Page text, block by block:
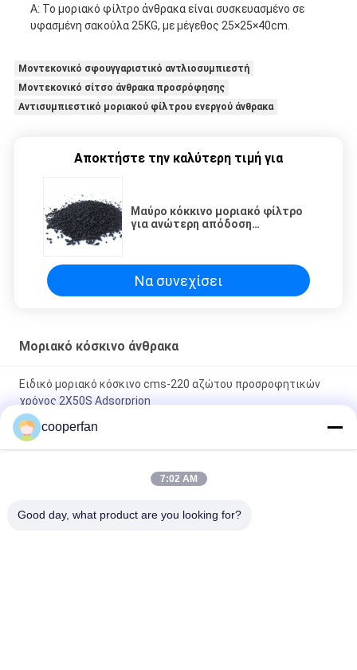
Α: Το μοριακό φίλτρο άνθρακα είναι συσκευασμένο σε
υφασμένη σακούλα 25KG, με μέγεθος 25×25×40cm.
Μοντεκονικό σφουγγαριστικό αντλιοσυμπιεστή
Μοντεκονικό σίτσο άνθρακα προσρόφησης
Αντισυμπιεστικό μοριακού φίλτρου ενεργού άνθρακα
Αποκτήστε την καλύτερη τιμή για
Μαύρο κόκκινο μοριακό φίλτρο
για ανώτερη απόδοση
Να συνεχίσει
Μοριακό κόσκινο άνθρακα
Ειδικό μοριακό κόσκινο cms-220 αζώτου προσροφητικών
χρόνος 2X50S Adsorprion
Μακρύ μοριακό κόσκινο cms-240 άνθρακα ζωής υπηρεσιών
με την ισχυρή ικανότητα προσρόφησης
Μακρύ μοριακό κόσκινο cms-260 άνθρακα προσροφητικών
cooperfan
7:02 AM
Good day, what product are you looking for?